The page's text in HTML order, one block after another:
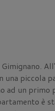
Gimignano.
una piccola
ad un primo
è